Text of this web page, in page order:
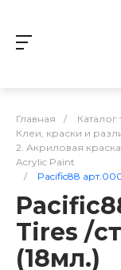
Главная / Каталог
Клеи, краски и
2. Акриловая
Acrylic Paint
/
Pacific88
Tires /
(18мл.)